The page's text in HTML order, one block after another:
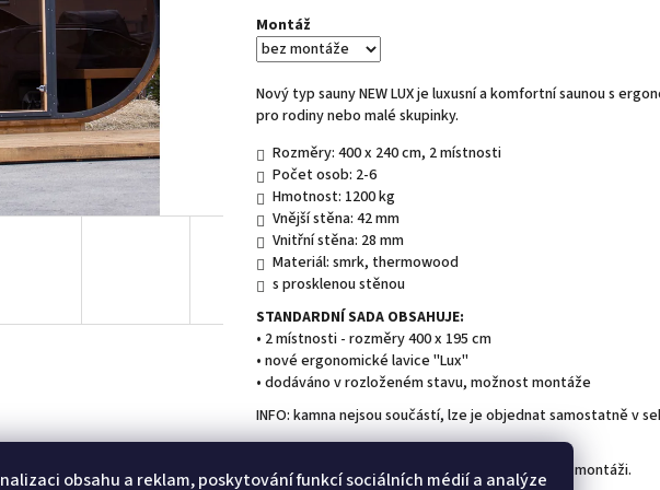
obsahu a reklam, poskytování funkcí sociálních médií a analýze
Montáž
Nový typ sauny NEW LUX je luxusní a komfortní saunou s
pro rodiny nebo malé skupinky.
Rozměry: 400 x 240 cm, 2 místnosti
Počet osob: 2-6
Hmotnost: 1200 kg
Vnější stěna: 42 mm
Vnitřní stěna: 28 mm
Materiál: smrk, thermowood
s prosklenou stěnou
STANDARDNÍ SADA OBSAHUJE:
• 2 místnosti - rozměry 400 x 195 cm
• nové ergonomické lavice "Lux"
• dodáváno v rozloženém stavu, možnost montáže
INFO: kamna nejsou součástí, lze je objednat samostatně v
Součástí balení
je montážní materiál a návod k montáži.